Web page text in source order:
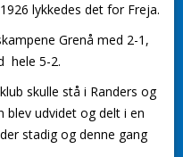
lykkedes det for Freja.
Grenå med 2-1,
hele 5-2.
skulle stå i Randers og
udvidet og delt i en
stadig og denne gang